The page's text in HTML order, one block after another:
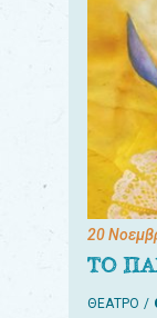
20
ΤΟ
ΘΕΑΤΡΟ